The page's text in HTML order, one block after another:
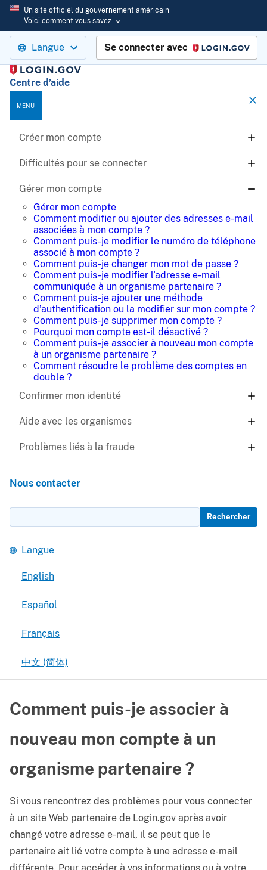
Un site officiel du gouvernement américain
Voici comment vous savez
Langue Se connecter avec Login.gov
Centre d’aide
MENU
Créer mon compte
Difficultés pour se connecter
Gérer mon compte
Gérer mon compte
Comment modifier ou ajouter des adresses e-mail
associées à mon compte ?
Comment puis-je modifier le numéro de téléphone
associé à mon compte ?
Comment puis-je changer mon mot de passe ?
Comment puis-je modifier l’adresse e-mail
communiquée à un organisme partenaire ?
Comment puis-je ajouter une méthode
d’authentification ou la modifier sur mon compte ?
Comment puis-je supprimer mon compte ?
Pourquoi mon compte est-il désactivé ?
Comment puis-je associer à nouveau mon compte
à un organisme partenaire ?
Comment résoudre le problème des comptes en
double ?
Confirmer mon identité
Aide avec les organismes
Problèmes liés à la fraude
Nous contacter
Rechercher
Langue
English
Español
Français
中文 (简体)
Comment puis-je associer à
nouveau mon compte à un
organisme partenaire ?
Si vous rencontrez des problèmes pour vous connecter
à un site Web partenaire de Login.gov après avoir
changé votre adresse e-mail, il se peut que le
partenaire ait lié votre compte à une adresse e-mail